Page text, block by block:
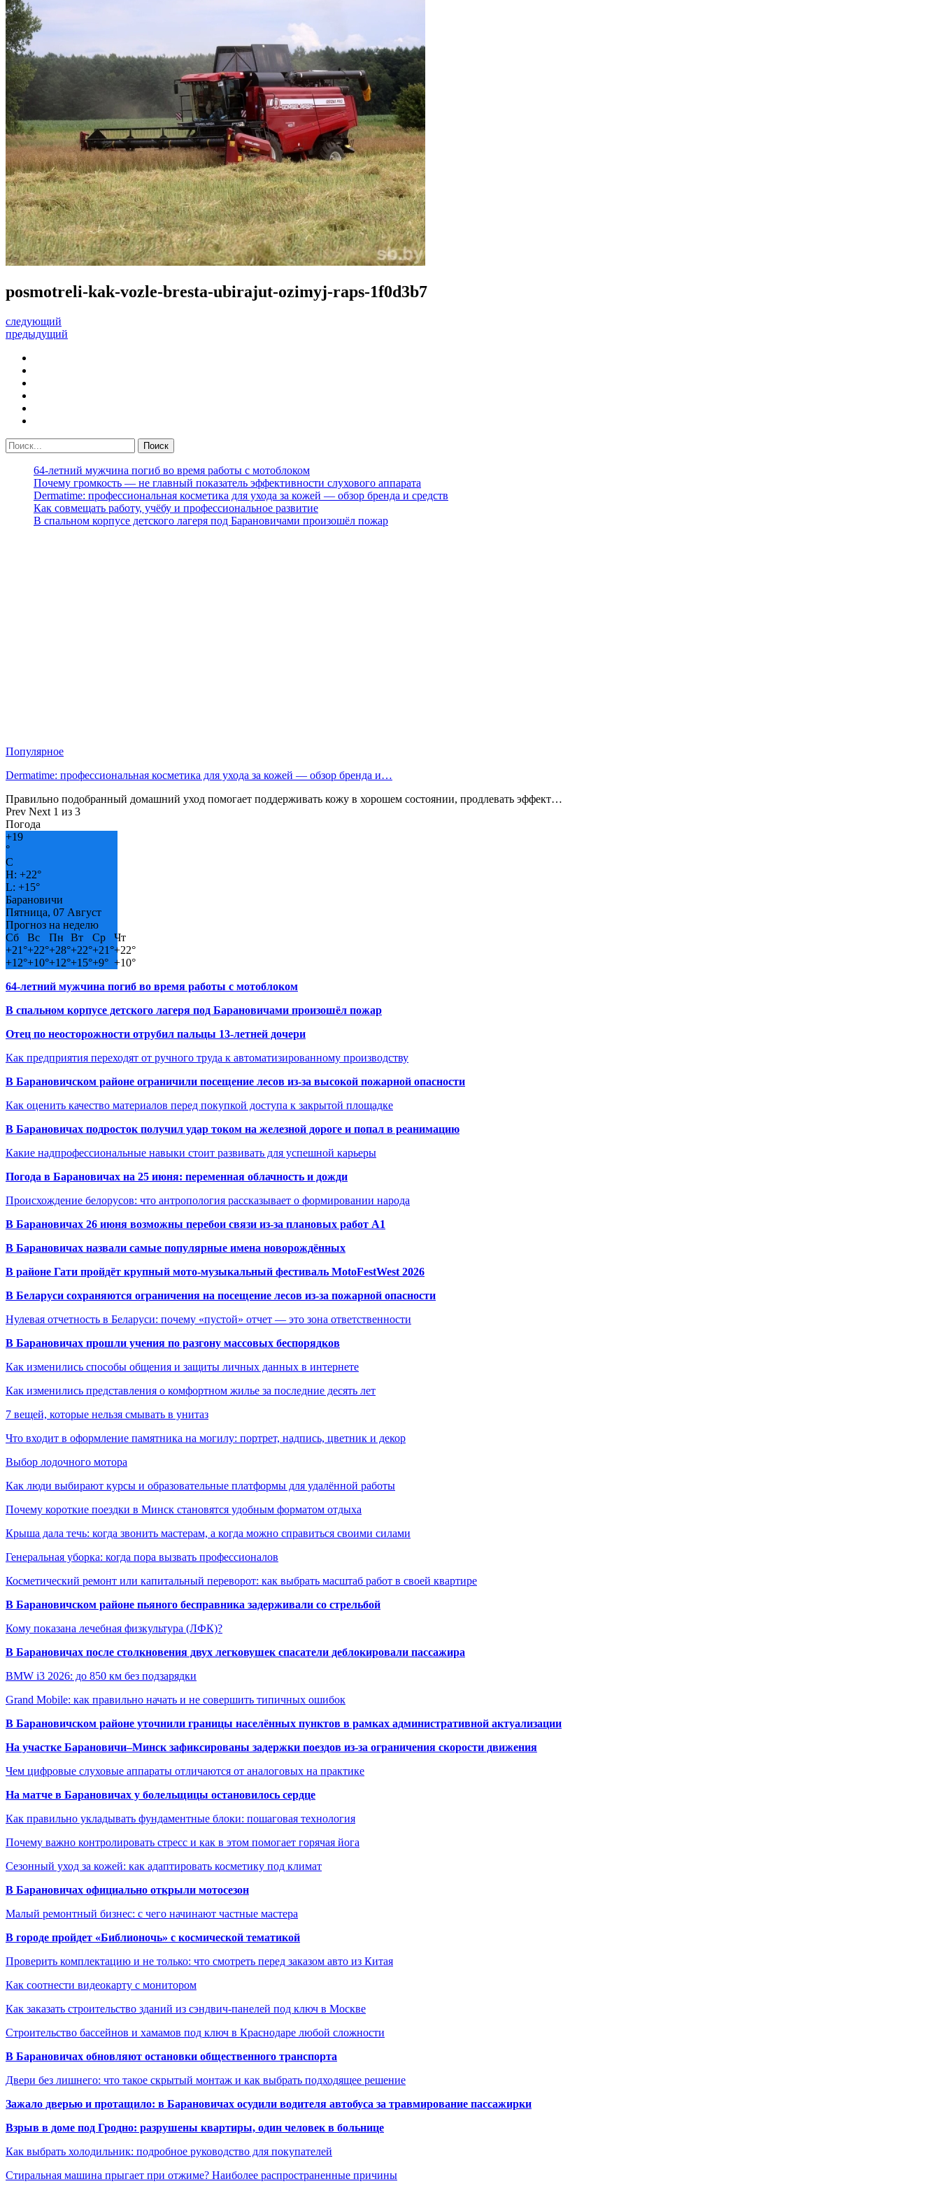
posmotreli-kak-vozle-bresta-ubirajut-ozimyj-raps-1f0d3b7
следующий
предыдущий
64-летний мужчина погиб во время работы с мотоблоком
Почему громкость — не главный показатель эффективности слухового аппарата
Dermatime: профессиональная косметика для ухода за кожей — обзор бренда и средств
Как совмещать работу, учёбу и профессиональное развитие
В спальном корпусе детского лагеря под Барановичами произошёл пожар
Популярное
Dermatime: профессиональная косметика для ухода за кожей — обзор бренда и…
Правильно подобранный домашний уход помогает поддерживать кожу в хорошем состоянии, продлевать эффект…
Prev Next 1 из 3
Погода
+19
°
C
H: +22°
L: +15°
Барановичи
Пятница, 07 Август
Прогноз на неделю
Сб
Вс Пн Вт Ср
Чт
+21°+22°+28°+22°+21°+22°
+12°+10°+12°+15°+9° +10°
64-летний мужчина погиб во время работы с мотоблоком
В спальном корпусе детского лагеря под Барановичами произошёл пожар
Отец по неосторожности отрубил пальцы 13-летней дочери
Как предприятия переходят от ручного труда к автоматизированному производству
В Барановичском районе ограничили посещение лесов из-за высокой пожарной опасности
Как оценить качество материалов перед покупкой доступа к закрытой площадке
В Барановичах подросток получил удар током на железной дороге и попал в реанимацию
Какие надпрофессиональные навыки стоит развивать для успешной карьеры
Погода в Барановичах на 25 июня: переменная облачность и дожди
Происхождение белорусов: что антропология рассказывает о формировании народа
В Барановичах 26 июня возможны перебои связи из-за плановых работ A1
В Барановичах назвали самые популярные имена новорождённых
В районе Гати пройдёт крупный мото-музыкальный фестиваль MotoFestWest 2026
В Беларуси сохраняются ограничения на посещение лесов из-за пожарной опасности
Нулевая отчетность в Беларуси: почему «пустой» отчет — это зона ответственности
В Барановичах прошли учения по разгону массовых беспорядков
Как изменились способы общения и защиты личных данных в интернете
Как изменились представления о комфортном жилье за последние десять лет
7 вещей, которые нельзя смывать в унитаз
Что входит в оформление памятника на могилу: портрет, надпись, цветник и декор
Выбор лодочного мотора
Как люди выбирают курсы и образовательные платформы для удалённой работы
Почему короткие поездки в Минск становятся удобным форматом отдыха
Крыша дала течь: когда звонить мастерам, а когда можно справиться своими силами
Генеральная уборка: когда пора вызвать профессионалов
Косметический ремонт или капитальный переворот: как выбрать масштаб работ в своей квартире
В Барановичском районе пьяного бесправника задерживали со стрельбой
Кому показана лечебная физкультура (ЛФК)?
В Барановичах после столкновения двух легковушек спасатели деблокировали пассажира
BMW i3 2026: до 850 км без подзарядки
Grand Mobile: как правильно начать и не совершить типичных ошибок
В Барановичском районе уточнили границы населённых пунктов в рамках административной актуализации
На участке Барановичи–Минск зафиксированы задержки поездов из-за ограничения скорости движения
Чем цифровые слуховые аппараты отличаются от аналоговых на практике
На матче в Барановичах у болельщицы остановилось сердце
Как правильно укладывать фундаментные блоки: пошаговая технология
Почему важно контролировать стресс и как в этом помогает горячая йога
Сезонный уход за кожей: как адаптировать косметику под климат
В Барановичах официально открыли мотосезон
Малый ремонтный бизнес: с чего начинают частные мастера
В городе пройдет «Библионочь» с космической тематикой
Проверить комплектацию и не только: что смотреть перед заказом авто из Китая
Как соотнести видеокарту с монитором
Как заказать строительство зданий из сэндвич-панелей под ключ в Москве
Строительство бассейнов и хамамов под ключ в Краснодаре любой сложности
В Барановичах обновляют остановки общественного транспорта
Двери без лишнего: что такое скрытый монтаж и как выбрать подходящее решение
Зажало дверью и протащило: в Барановичах осудили водителя автобуса за травмирование пассажирки
Взрыв в доме под Гродно: разрушены квартиры, один человек в больнице
Как выбрать холодильник: подробное руководство для покупателей
Стиральная машина прыгает при отжиме? Наиболее распространенные причины